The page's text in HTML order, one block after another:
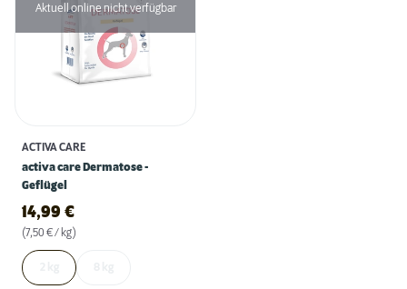
Aktuell online nicht verfügbar
ACTIVA CARE
activa care Dermatose -
Geflügel
14,99 €
(7,50 € / kg)